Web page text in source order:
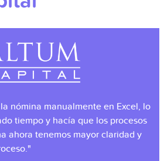
nómina manualmente en Excel, lo
tiempo y hacía que los procesos
ahora tenemos mayor claridad y